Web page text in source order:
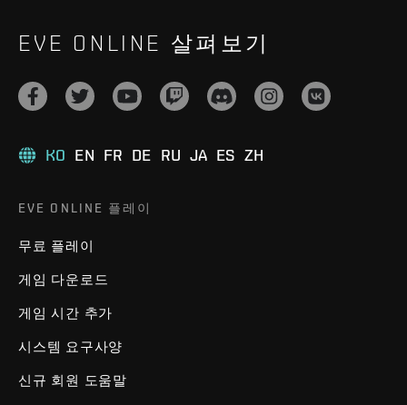
EVE ONLINE 살펴보기
KO EN FR DE RU JA ES ZH
EVE ONLINE 플레이
무료 플레이
게임 다운로드
게임 시간 추가
시스템 요구사양
신규 회원 도움말